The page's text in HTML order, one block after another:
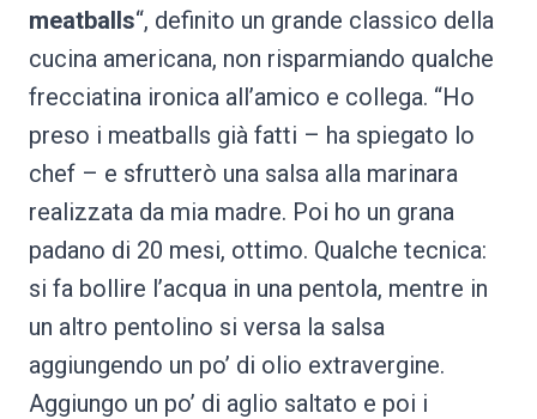
meatballs“, definito un grande classico della
cucina americana, non risparmiando qualche
frecciatina ironica all’amico e collega. “Ho
preso i meatballs già fatti – ha spiegato lo
chef – e sfrutterò una salsa alla marinara
realizzata da mia madre. Poi ho un grana
padano di 20 mesi, ottimo. Qualche tecnica:
si fa bollire l’acqua in una pentola, mentre in
un altro pentolino si versa la salsa
aggiungendo un po’ di olio extravergine.
Aggiungo un po’ di aglio saltato e poi i